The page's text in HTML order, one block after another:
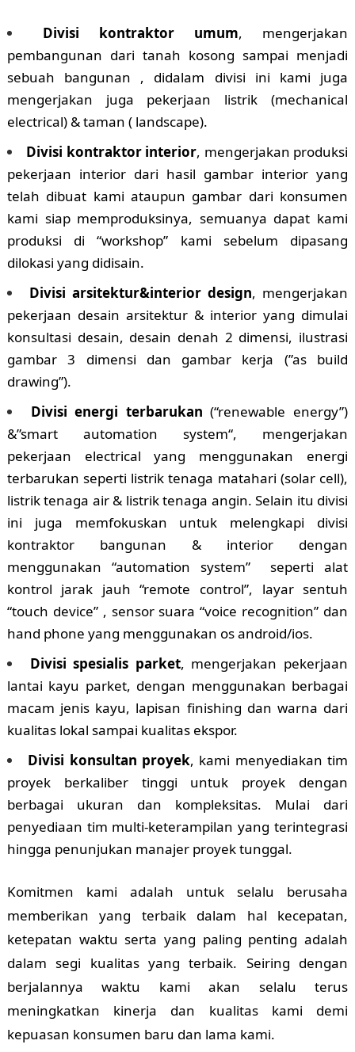
Divisi kontraktor umum, mengerjakan
pembangunan dari tanah kosong sampai menjadi
sebuah bangunan , didalam divisi ini kami juga
mengerjakan juga pekerjaan listrik (mechanical
electrical) & taman ( landscape).
Divisi kontraktor interior, mengerjakan produksi
pekerjaan interior dari hasil gambar interior yang
telah dibuat kami ataupun gambar dari konsumen
kami siap memproduksinya, semuanya dapat kami
produksi di “workshop” kami sebelum dipasang
dilokasi yang didisain.
Divisi arsitektur&interior design, mengerjakan
pekerjaan desain arsitektur & interior yang dimulai
konsultasi desain, desain denah 2 dimensi, ilustrasi
gambar 3 dimensi dan gambar kerja (”as build
drawing”).
Divisi energi terbarukan (“renewable energy”)
&”smart automation system“, mengerjakan
pekerjaan electrical yang menggunakan energi
terbarukan seperti listrik tenaga matahari (solar cell),
listrik tenaga air & listrik tenaga angin. Selain itu divisi
ini juga memfokuskan untuk melengkapi divisi
kontraktor bangunan & interior dengan
menggunakan “automation system” seperti alat
kontrol jarak jauh “remote control”, layar sentuh
“touch device” , sensor suara “voice recognition” dan
hand phone yang menggunakan os android/ios.
Divisi spesialis parket, mengerjakan pekerjaan
lantai kayu parket, dengan menggunakan berbagai
macam jenis kayu, lapisan finishing dan warna dari
kualitas lokal sampai kualitas ekspor.
Divisi konsultan proyek, kami menyediakan tim
proyek berkaliber tinggi untuk proyek dengan
berbagai ukuran dan kompleksitas. Mulai dari
penyediaan tim multi-keterampilan yang terintegrasi
hingga penunjukan manajer proyek tunggal.
Komitmen kami adalah untuk selalu berusaha
memberikan yang terbaik dalam hal kecepatan,
ketepatan waktu serta yang paling penting adalah
dalam segi kualitas yang terbaik. Seiring dengan
berjalannya waktu kami akan selalu terus
meningkatkan kinerja dan kualitas kami demi
kepuasan konsumen baru dan lama kami.